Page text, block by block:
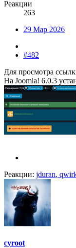
Реакции
263
29 Мар 2026
#482
Для просмотра
На Joomla! 6.0.3
Реакции: jduran,
cyroot